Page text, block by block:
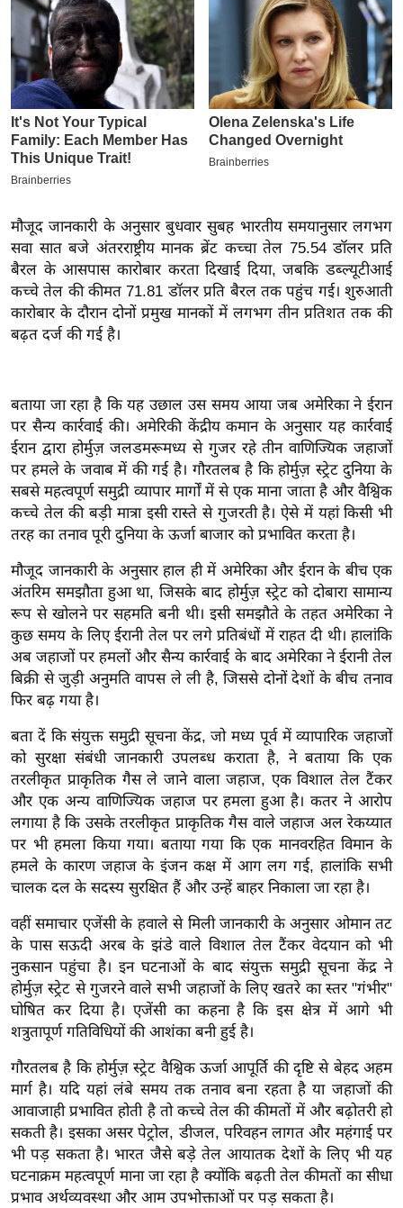
ई
पे
प
र
सा
ल
बे
मि
सा
ख्सि
य
त
यं
ग
इं
या
सा
हि
त्य
ज
ग
ऑ
टो
व
र्ल्ड
न्यू
ज
ब्री
फ
म
नो
रं
ज
न
ज
ग
त
बॉ
ली
वु
मौजूद जानकारी के अनुसार बुधवार सुबह भारतीय समयानुसार लगभग
सवा सात बजे अंतरराष्ट्रीय मानक ब्रेंट कच्चा तेल 75.54 डॉलर प्रति
बैरल के आसपास कारोबार करता दिखाई दिया, जबकि डब्ल्यूटीआई
कच्चे तेल की कीमत 71.81 डॉलर प्रति बैरल तक पहुंच गई। शुरुआती
कारोबार के दौरान दोनों प्रमुख मानकों में लगभग तीन प्रतिशत तक की
बढ़त दर्ज की गई है।
बताया जा रहा है कि यह उछाल उस समय आया जब अमेरिका ने ईरान
पर सैन्य कार्रवाई की। अमेरिकी केंद्रीय कमान के अनुसार यह कार्रवाई
ईरान द्वारा होर्मुज़ जलडमरूमध्य से गुजर रहे तीन वाणिज्यिक जहाजों
पर हमले के जवाब में की गई है। गौरतलब है कि होर्मुज़ स्ट्रेट दुनिया के
सबसे महत्वपूर्ण समुद्री व्यापार मार्गों में से एक माना जाता है और वैश्विक
कच्चे तेल की बड़ी मात्रा इसी रास्ते से गुजरती है। ऐसे में यहां किसी भी
तरह का तनाव पूरी दुनिया के ऊर्जा बाजार को प्रभावित करता है।
मौजूद जानकारी के अनुसार हाल ही में अमेरिका और ईरान के बीच एक
अंतरिम समझौता हुआ था, जिसके बाद होर्मुज़ स्ट्रेट को दोबारा सामान्य
रूप से खोलने पर सहमति बनी थी। इसी समझौते के तहत अमेरिका ने
कुछ समय के लिए ईरानी तेल पर लगे प्रतिबंधों में राहत दी थी। हालांकि
अब जहाजों पर हमलों और सैन्य कार्रवाई के बाद अमेरिका ने ईरानी तेल
बिक्री से जुड़ी अनुमति वापस ले ली है, जिससे दोनों देशों के बीच तनाव
फिर बढ़ गया है।
बता दें कि संयुक्त समुद्री सूचना केंद्र, जो मध्य पूर्व में व्यापारिक जहाजों
को सुरक्षा संबंधी जानकारी उपलब्ध कराता है, ने बताया कि एक
तरलीकृत प्राकृतिक गैस ले जाने वाला जहाज, एक विशाल तेल टैंकर
और एक अन्य वाणिज्यिक जहाज पर हमला हुआ है। कतर ने आरोप
लगाया है कि उसके तरलीकृत प्राकृतिक गैस वाले जहाज अल रेकय्यात
पर भी हमला किया गया। बताया गया कि एक मानवरहित विमान के
हमले के कारण जहाज के इंजन कक्ष में आग लग गई, हालांकि सभी
चालक दल के सदस्य सुरक्षित हैं और उन्हें बाहर निकाला जा रहा है।
वहीं समाचार एजेंसी के हवाले से मिली जानकारी के अनुसार ओमान तट
के पास सऊदी अरब के झंडे वाले विशाल तेल टैंकर वेदयान को भी
नुकसान पहुंचा है। इन घटनाओं के बाद संयुक्त समुद्री सूचना केंद्र ने
होर्मुज़ स्ट्रेट से गुजरने वाले सभी जहाजों के लिए खतरे का स्तर "गंभीर"
घोषित कर दिया है। एजेंसी का कहना है कि इस क्षेत्र में आगे भी
शत्रुतापूर्ण गतिविधियों की आशंका बनी हुई है।
गौरतलब है कि होर्मुज़ स्ट्रेट वैश्विक ऊर्जा आपूर्ति की दृष्टि से बेहद अहम
मार्ग है। यदि यहां लंबे समय तक तनाव बना रहता है या जहाजों की
आवाजाही प्रभावित होती है तो कच्चे तेल की कीमतों में और बढ़ोतरी हो
सकती है। इसका असर पेट्रोल, डीजल, परिवहन लागत और महंगाई पर
भी पड़ सकता है। भारत जैसे बड़े तेल आयातक देशों के लिए भी यह
घटनाक्रम महत्वपूर्ण माना जा रहा है क्योंकि बढ़ती तेल कीमतों का सीधा
प्रभाव अर्थव्यवस्था और आम उपभोक्ताओं पर पड़ सकता है।